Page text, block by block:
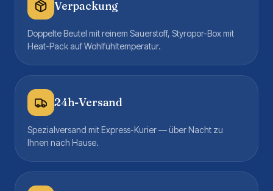
Verpackung
Doppelte Beutel mit reinem Sauerstoff, Styropor-Box mit
Heat-Pack auf Wohlfühltemperatur.
24h-Versand
Spezialversand mit Express-Kurier — über Nacht zu
Ihnen nach Hause.